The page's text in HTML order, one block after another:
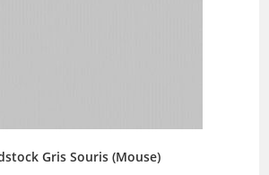
Gris Souris (Mouse)